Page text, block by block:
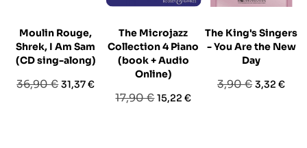
Moulin Rouge,
Shrek, I Am Sam
(CD sing-along)
Prezzo
36,90 €Prezzo
31,37 €
The Microjazz
Collection 4 Piano
(book + Audio
Online)
Prezzo
17,90 €Prezzo
15,22 €
The King's Singers
- You Are the New
Day
Prezzo
3,90 € Prezzo
3,32 €